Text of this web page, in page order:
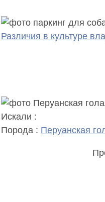
Различия в культуре
Искали :
Порода : Перуанская